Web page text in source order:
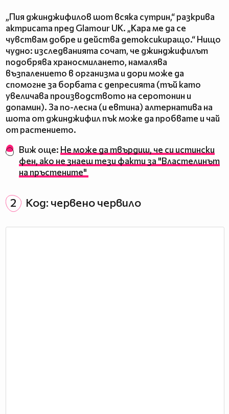
„Пия джинджифилов шот всяка сутрин,“ разкрива
актрисата пред Glamour UK. „Кара ме да се
чувствам добре и действа детоксикиращо.“ Нищо
чудно: изследванията сочат, че джинджифилът
подобрява храносмилането, намалява
възпалението в организма и дори може да
спомогне за борбата с депресията (тъй като
увеличава производството на серотонин и
допамин). За по-лесна (и евтина) алтернатива на
шота от джинджифил пък може да пробвате и чай
от растението.
Виж още: Не може да твърдиш, че си истински
фен, ако не знаеш тези факти за "Властелинът
на пръстените"
2 Код: червено червило